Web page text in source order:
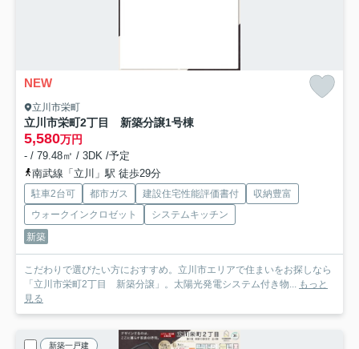
NEW
立川市栄町
立川市栄町2丁目 新築分譲1号棟
5,580万円
- / 79.48㎡ / 3DK /予定
南武線「立川」駅 徒歩29分
駐車2台可 都市ガス 建設住宅性能評価書付
収納豊富
ウォークインクロゼット
システムキッチン
新築
こだわりで選びたい方におすすめ。立川市エリアで住まいをお探しなら
「立川市栄町2丁目 新築分譲」。太陽光発電システム付き物... もっと
見る
新築一戸建